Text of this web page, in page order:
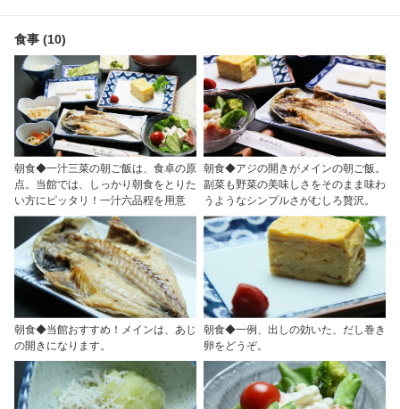
食事 (10)
朝食◆一汁三菜の朝ご飯は、食卓の原
点。当館では、しっかり朝食をとりた
い方にピッタリ！一汁六品程を用意
朝食◆アジの開きがメインの朝ご飯。
副菜も野菜の美味しさをそのまま味わ
うようなシンプルさがむしろ贅沢。
朝食◆当館おすすめ！メインは、あじ
の開きになります。
朝食◆一例、出しの効いた、だし巻き
卵をどうぞ。